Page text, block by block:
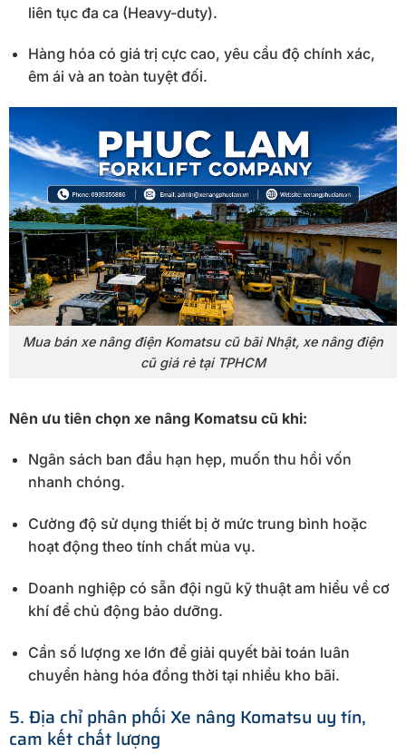
liên tục đa ca (Heavy-duty).
Hàng hóa có giá trị cực cao, yêu cầu độ chính xác,
êm ái và an toàn tuyệt đối.
Mua bán xe nâng điện Komatsu cũ bãi Nhật, xe nâng điện
cũ giá rẻ tại TPHCM
Nên ưu tiên chọn xe nâng Komatsu cũ khi:
Ngân sách ban đầu hạn hẹp, muốn thu hồi vốn
nhanh chóng.
Cường độ sử dụng thiết bị ở mức trung bình hoặc
hoạt động theo tính chất mùa vụ.
Doanh nghiệp có sẵn đội ngũ kỹ thuật am hiểu về cơ
khí để chủ động bảo dưỡng.
Cần số lượng xe lớn để giải quyết bài toán luân
chuyển hàng hóa đồng thời tại nhiều kho bãi.
5. Địa chỉ phân phối Xe nâng Komatsu uy tín,
cam kết chất lượng